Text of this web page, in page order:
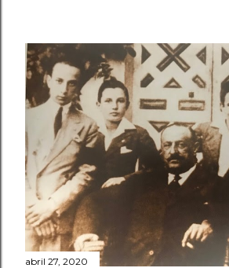
abril 27, 2020